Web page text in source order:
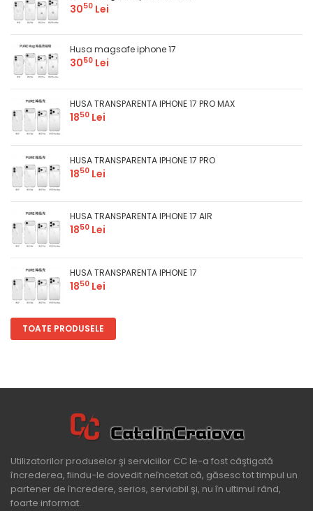
3050 Lei
Husa magsafe iphone 17
3050 Lei
HUSA TRANSPARENTA IPHONE 17 PRO MAX
1850 Lei
HUSA TRANSPARENTA IPHONE 17 PRO
1850 Lei
HUSA TRANSPARENTA IPHONE 17 AIR
1850 Lei
HUSA TRANSPARENTA IPHONE 17
1850 Lei
TOATE PRODUSELE
Utilizatorilor produselor şi serviciilor CC le-a fost câştigată
încrederea, fiindu-le dovedit neîncetat că, găsesc tot timpul un
partener de încredere, serios, serviabil şi, nu în ultimul rând,
foarte informat.